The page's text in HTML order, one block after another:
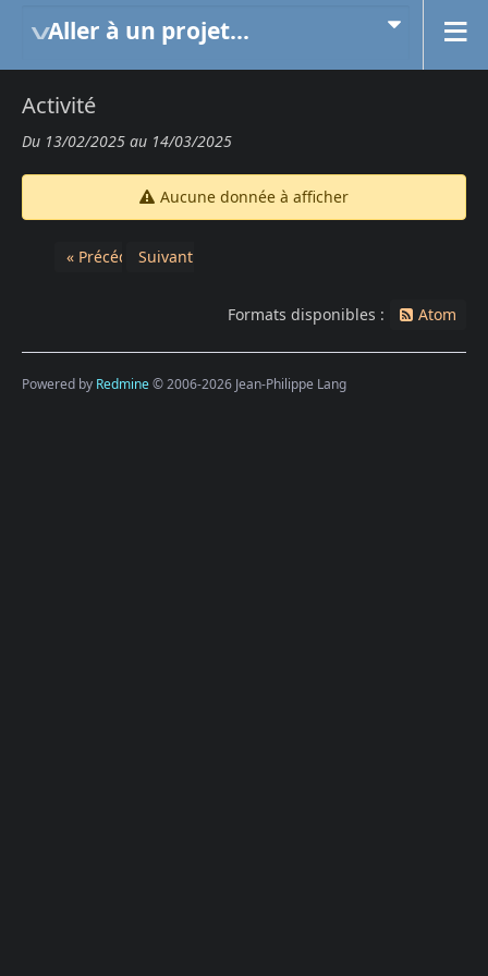
Aller à un projet...
Activité
Du 13/02/2025 au 14/03/2025
Aucune donnée à afficher
« PrécédentSuivant »
Formats disponibles : Atom
Powered by Redmine© 2006-2026 Jean-Philippe Lang